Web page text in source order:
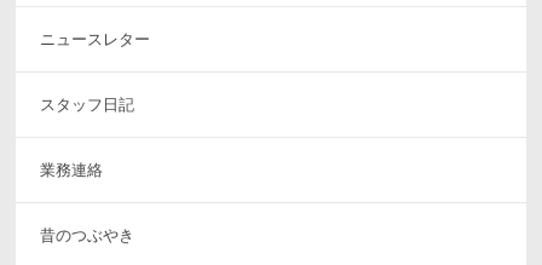
ニュースレター
スタッフ日記
業務連絡
昔のつぶやき